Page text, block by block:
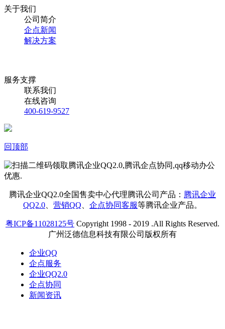
关于我们
公司简介
企点新闻
解决方案
服务支撑
联系我们
在线咨询
400-619-9527
回顶部
腾讯企业QQ2.0全国售卖中心代理腾讯公司产品： 腾讯企业
QQ2.0
营销QQ 企点协同客服等腾讯企业产品。
粤ICP备11028125号 Copyright 1998 - 2019 .All Rights Reserved.
广州泛德信息科技有限公司版权所有
企业QQ
企点服务
企业QQ2.0
企点协同
新闻资讯